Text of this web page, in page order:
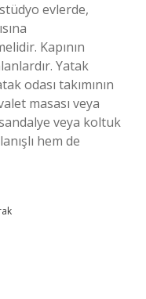
evlerde,
Kapının
Yatak
odası takımının
masası veya
veya koltuk
hem de